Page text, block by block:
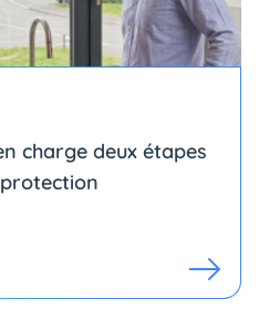
charge deux étapes